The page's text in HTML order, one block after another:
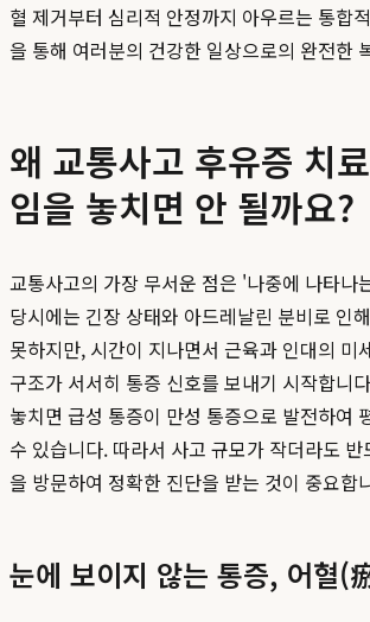
혈 제거부터 심리적 안정까지 아우르는 통합
을 통해 여러분의 건강한 일상으로의 완전한
왜 교통사고 후유증 치
임을 놓치면 안 될까요?
교통사고의 가장 무서운 점은 '나중에 나타나
당시에는 긴장 상태와 아드레날린 분비로 인
못하지만, 시간이 지나면서 근육과 인대의 미
구조가 서서히 통증 신호를 보내기 시작합니
놓치면 급성 통증이 만성 통증으로 발전하여
수 있습니다. 따라서 사고 규모가 작더라도
을 방문하여 정확한 진단을 받는 것이 중요합
눈에 보이지 않는 통증, 어혈(